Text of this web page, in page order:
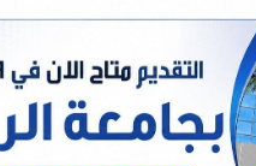
وزيرة
الفائزات